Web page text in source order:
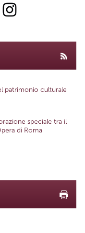
patrimonio culturale
speciale tra il
di Roma